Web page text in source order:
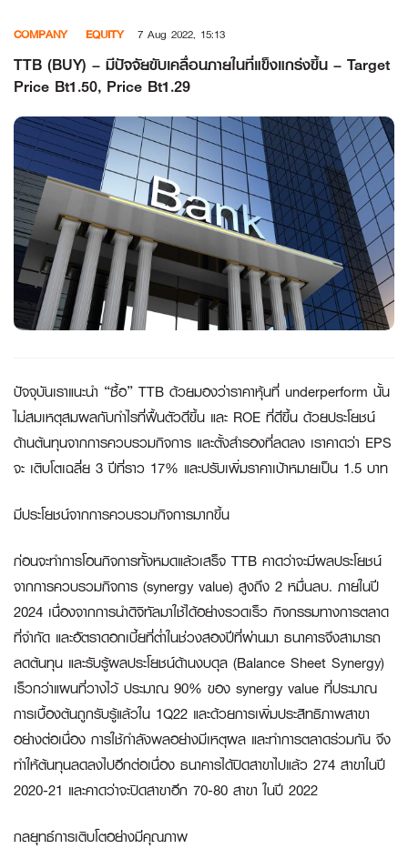
content
COMPANY EQUITY 7 Aug 2022, 15:13
TTB (BUY) – มีปัจจัยขับเคลื่อนภายในที่แข็งแกร่งขึ้น – Target
Price Bt1.50, Price Bt1.29
ปัจจุบันเราแนะนำ “ซื้อ” TTB ด้วยมองว่าราคาหุ้นที่ underperform นั้น
ไม่สมเหตุสมผลกับกำไรที่ฟื้นตัวดีขึ้น และ ROE ที่ดีขึ้น ด้วยประโยชน์
ด้านต้นทุนจากการควบรวมกิจการ และตั้งสำรองที่ลดลง เราคาดว่า EPS
จะ เติบโตเฉลี่ย 3 ปีที่ราว 17% และปรับเพิ่มราคาเป้าหมายเป็น 1.5 บาท
มีประโยชน์จากการควบรวมกิจการมากขึ้น
ก่อนจะทำการโอนกิจการทั้งหมดแล้วเสร็จ TTB คาดว่าจะมีผลประโยชน์
จากการควบรวมกิจการ (synergy value) สูงถึง 2 หมื่นลบ. ภายในปี
2024 เนื่องจากการนำดิจิทัลมาใช้ได้อย่างรวดเร็ว กิจกรรมทางการตลาด
ที่จำกัด และอัตราดอกเบี้ยที่ต่ำในช่วงสองปีที่ผ่านมา ธนาคารจึงสามารถ
ลดต้นทุน และรับรู้ผลประโยชน์ด้านงบดุล (Balance Sheet Synergy)
เร็วกว่าแผนที่วางไว้ ประมาณ 90% ของ synergy value ที่ประมาณ
การเบื้องต้นถูกรับรู้แล้วใน 1Q22 และด้วยการเพิ่มประสิทธิภาพสาขา
อย่างต่อเนื่อง การใช้กำลังพลอย่างมีเหตุผล และทำการตลาดร่วมกัน จึง
ทำให้ต้นทุนลดลงไปอีกต่อเนื่อง ธนาคารได้ปิดสาขาไปแล้ว 274 สาขาในปี
2020-21 และคาดว่าจะปิดสาขาอีก 70-80 สาขา ในปี 2022
กลยุทธ์การเติบโตอย่างมีคุณภาพ